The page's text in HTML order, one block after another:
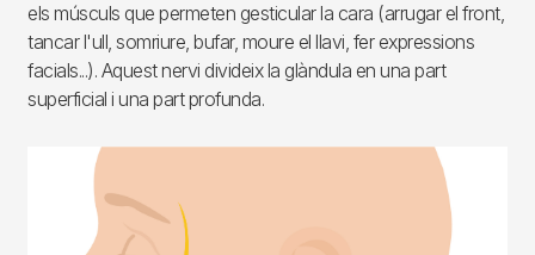
els músculs que permeten gesticular la cara (arrugar el front,
tancar l'ull, somriure, bufar, moure el llavi, fer expressions
facials...). Aquest nervi divideix la glàndula en una part
superficial i una part profunda.